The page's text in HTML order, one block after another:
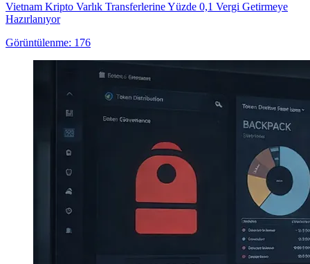
Vietnam Kripto Varlık Transferlerine Yüzde 0,1 Vergi Getirmeye
Hazırlanıyor
Görüntülenme: 176